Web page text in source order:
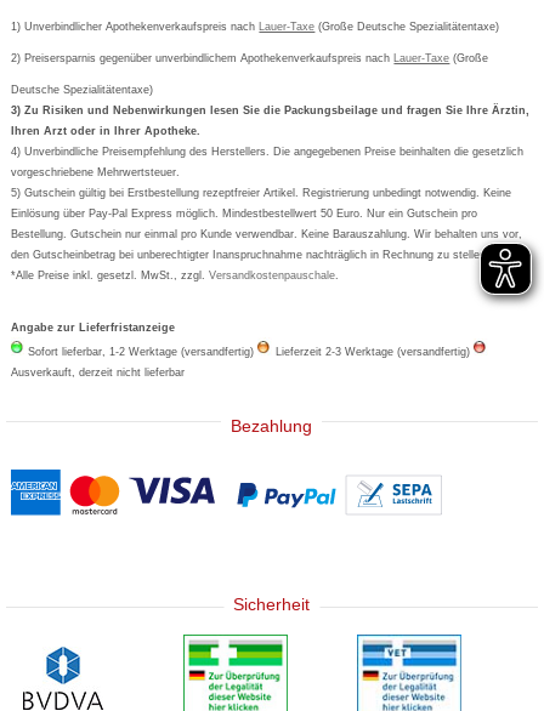
Cookie-Einstellungen
Vertrag widerrufen
Bestellschein ausfüllen
Newsletteranmeldung
Formoline
Wick
Eucerin
Basica
1) Unverbindlicher Apothekenverkaufspreis nach Lauer-Taxe (Große Deutsche Spezialitätentaxe)
2) Preisersparnis gegenüber unverbindlichem Apothekenverkaufspreis nach Lauer-Taxe (Große
Deutsche Spezialitätentaxe)
3) Zu Risiken und Nebenwirkungen lesen Sie die Packungsbeilage und fragen Sie Ihre Ärztin,
Ihren Arzt oder in Ihrer Apotheke.
4) Unverbindliche Preisempfehlung des Herstellers. Die angegebenen Preise beinhalten die gesetzlich
vorgeschriebene Mehrwertsteuer.
5) Gutschein gültig bei Erstbestellung rezeptfreier Artikel. Registrierung unbedingt notwendig. Keine
Einlösung über Pay-Pal Express möglich. Mindestbestellwert 50 Euro. Nur ein Gutschein pro
Bestellung. Gutschein nur einmal pro Kunde verwendbar. Keine Barauszahlung. Wir behalten uns vor,
den Gutscheinbetrag bei unberechtigter Inanspruchnahme nachträglich in Rechnung zu stellen.
*Alle Preise inkl. gesetzl. MwSt., zzgl.Versandkostenpauschale
Angabe zur Lieferfristanzeige
Sofort lieferbar, 1-2 Werktage (versandfertig)
Lieferzeit 2-3 Werktage (versandfertig)
Ausverkauft, derzeit nicht lieferbar
Bezahlung
Sicherheit